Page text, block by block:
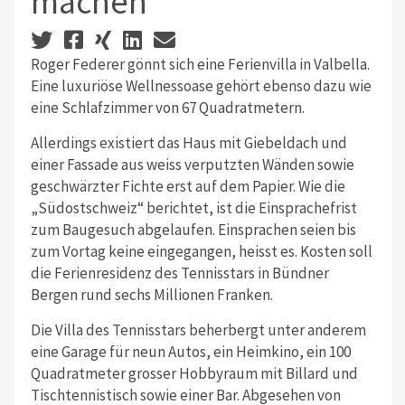
Roger Federer gönnt sich eine Ferienvilla in Valbella.
Eine luxuriöse Wellnessoase gehört ebenso dazu wie
eine Schlafzimmer von 67 Quadratmetern.
Allerdings existiert das Haus mit Giebeldach und
einer Fassade aus weiss verputzten Wänden sowie
geschwärzter Fichte erst auf dem Papier. Wie die
„Südostschweiz“ berichtet, ist die Einsprachefrist
zum Baugesuch abgelaufen. Einsprachen seien bis
zum Vortag keine eingegangen, heisst es. Kosten soll
die Ferienresidenz des Tennisstars in Bündner
Bergen rund sechs Millionen Franken.
Die Villa des Tennisstars beherbergt unter anderem
eine Garage für neun Autos, ein Heimkino, ein 100
Quadratmeter grosser Hobbyraum mit Billard und
Tischtennistisch sowie einer Bar. Abgesehen von